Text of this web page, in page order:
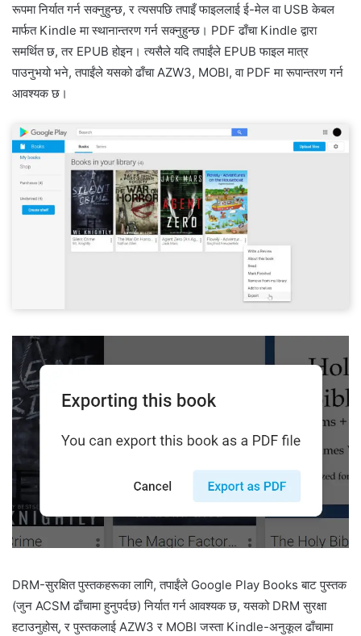
रूपमा निर्यात गर्न सक्नुहुन्छ, र त्यसपछि तपाइँ फाइललाई ई-मेल वा USB केबल
मार्फत Kindle मा स्थानान्तरण गर्न सक्नुहुन्छ। PDF ढाँचा Kindle द्वारा
समर्थित छ, तर EPUB होइन। त्यसैले यदि तपाईंले EPUB फाइल मात्र
पाउनुभयो भने, तपाईंले यसको ढाँचा AZW3, MOBI, वा PDF मा रूपान्तरण गर्न
आवश्यक छ।
DRM-सुरक्षित पुस्तकहरूका लागि, तपाईंले Google Play Books बाट पुस्तक
(जुन ACSM ढाँचामा हुनुपर्दछ) निर्यात गर्न आवश्यक छ, यसको DRM सुरक्षा
हटाउनुहोस्, र पुस्तकलाई AZW3 र MOBI जस्ता Kindle-अनुकूल ढाँचामा